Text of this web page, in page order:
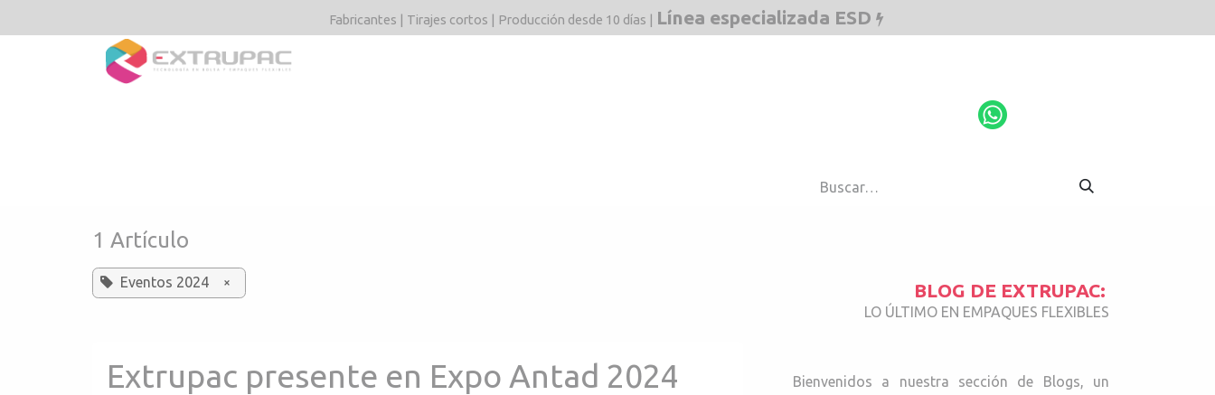
Fabricantes | Tirajes cortos | Producción desde 10 días | Línea especializada ESD
1 Artículo
Eventos 2024 ×
Extrupac presente en Expo Antad 2024
BLOG DE EXTRUPAC:
LO ÚLTIMO EN EMPAQUES FLEXIBLES
Bienvenidos a nuestra sección de Blogs, un